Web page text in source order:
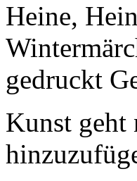
Heine,
gedruckt
Kunst geht